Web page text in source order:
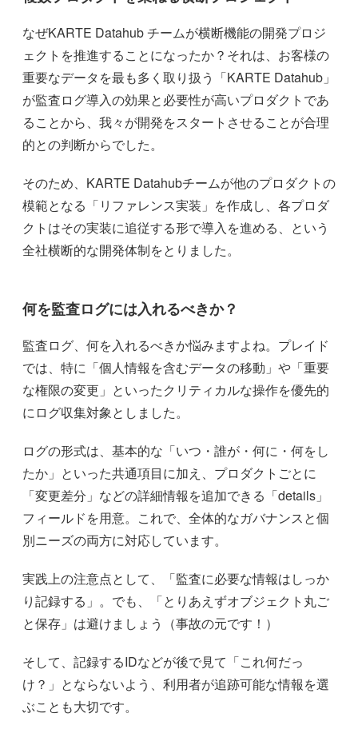
なぜKARTE Datahub チームが横断機能の開発プロジ
ェクトを推進することになったか？それは、お客様の
重要なデータを最も多く取り扱う「KARTE Datahub」
が監査ログ導入の効果と必要性が高いプロダクトであ
ることから、我々が開発をスタートさせることが合理
的との判断からでした。
そのため、KARTE Datahubチームが他のプロダクトの
模範となる「リファレンス実装」を作成し、各プロダ
クトはその実装に追従する形で導入を進める、という
全社横断的な開発体制をとりました。
何を監査ログには入れるべきか？
監査ログ、何を入れるべきか悩みますよね。プレイド
では、特に「個人情報を含むデータの移動」や「重要
な権限の変更」といったクリティカルな操作を優先的
にログ収集対象としました。
ログの形式は、基本的な「いつ・誰が・何に・何をし
たか」といった共通項目に加え、プロダクトごとに
「変更差分」などの詳細情報を追加できる「details」
フィールドを用意。これで、全体的なガバナンスと個
別ニーズの両方に対応しています。
実践上の注意点として、「監査に必要な情報はしっか
り記録する」。でも、「とりあえずオブジェクト丸ご
と保存」は避けましょう（事故の元です！）
そして、記録するIDなどが後で見て「これ何だっ
け？」とならないよう、利用者が追跡可能な情報を選
ぶことも大切です。